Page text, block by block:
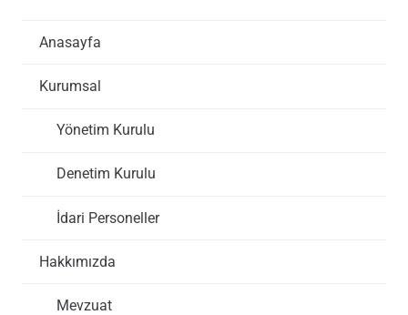
Anasayfa
Kurumsal
Yönetim Kurulu
Denetim Kurulu
İdari Personeller
Hakkımızda
Mevzuat